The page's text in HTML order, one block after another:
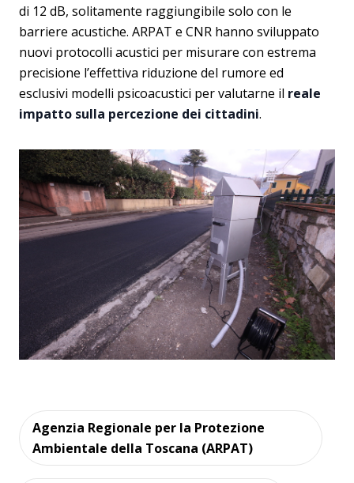
di 12 dB, solitamente raggiungibile solo con le
barriere acustiche. ARPAT e CNR hanno sviluppato
nuovi protocolli acustici per misurare con estrema
precisione l’effettiva riduzione del rumore ed
esclusivi modelli psicoacustici per valutarne il reale
impatto sulla percezione dei cittadini.
Agenzia Regionale per la Protezione
Ambientale della Toscana (ARPAT)